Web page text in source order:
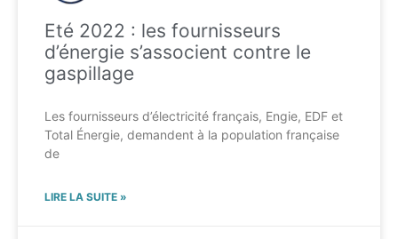
Eté 2022 : les fournisseurs
d’énergie s’associent contre le
gaspillage
Les fournisseurs d’électricité français, Engie, EDF et
Total Énergie, demandent à la population française
de
LIRE LA SUITE »